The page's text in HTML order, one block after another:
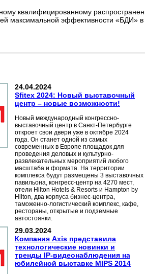
квалифицированному
максимальной эффективности «БДИ»
24.04.2024
Sfitex 2024: Новый выставочный
центр – новые возможности!
Новый международный конгрессно-
выставочный центр в Санкт-Петербурге
откроет свои двери уже в октябре 2024
года. Он станет одной из самых
современных в Европе площадок для
проведения деловых и культурно-
развлекательных мероприятий любого
масштаба и формата. На территории
комплекса будут размещены 3 выставочных
павильона, конгресс-центр на 4270 мест,
отели Hilton Hotels & Resorts и Hampton by
Hilton, два корпуса бизнес-центра,
таможенно-логистический комплекс, кафе,
рестораны, открытые и подземные
автостоянки.
29.03.2024
Компания Axis представила
технологические новинки и
тренды IP-видеонаблюдения на
юбилейной выставке MIPS 2014